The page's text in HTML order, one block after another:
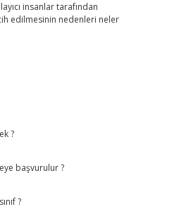
insanlar tarafından
edilmesinin nedenleri neler
?
başvurulur ?
?